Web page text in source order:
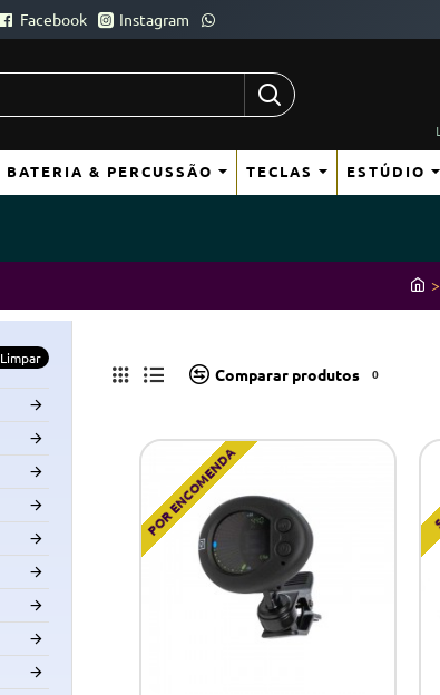
Facebook Instagram
BATERIA & PERCUSSÃO TECLAS ESTÚDIO
h
o
Limpar
Comparar produtos 0
POR ENCOMENDA